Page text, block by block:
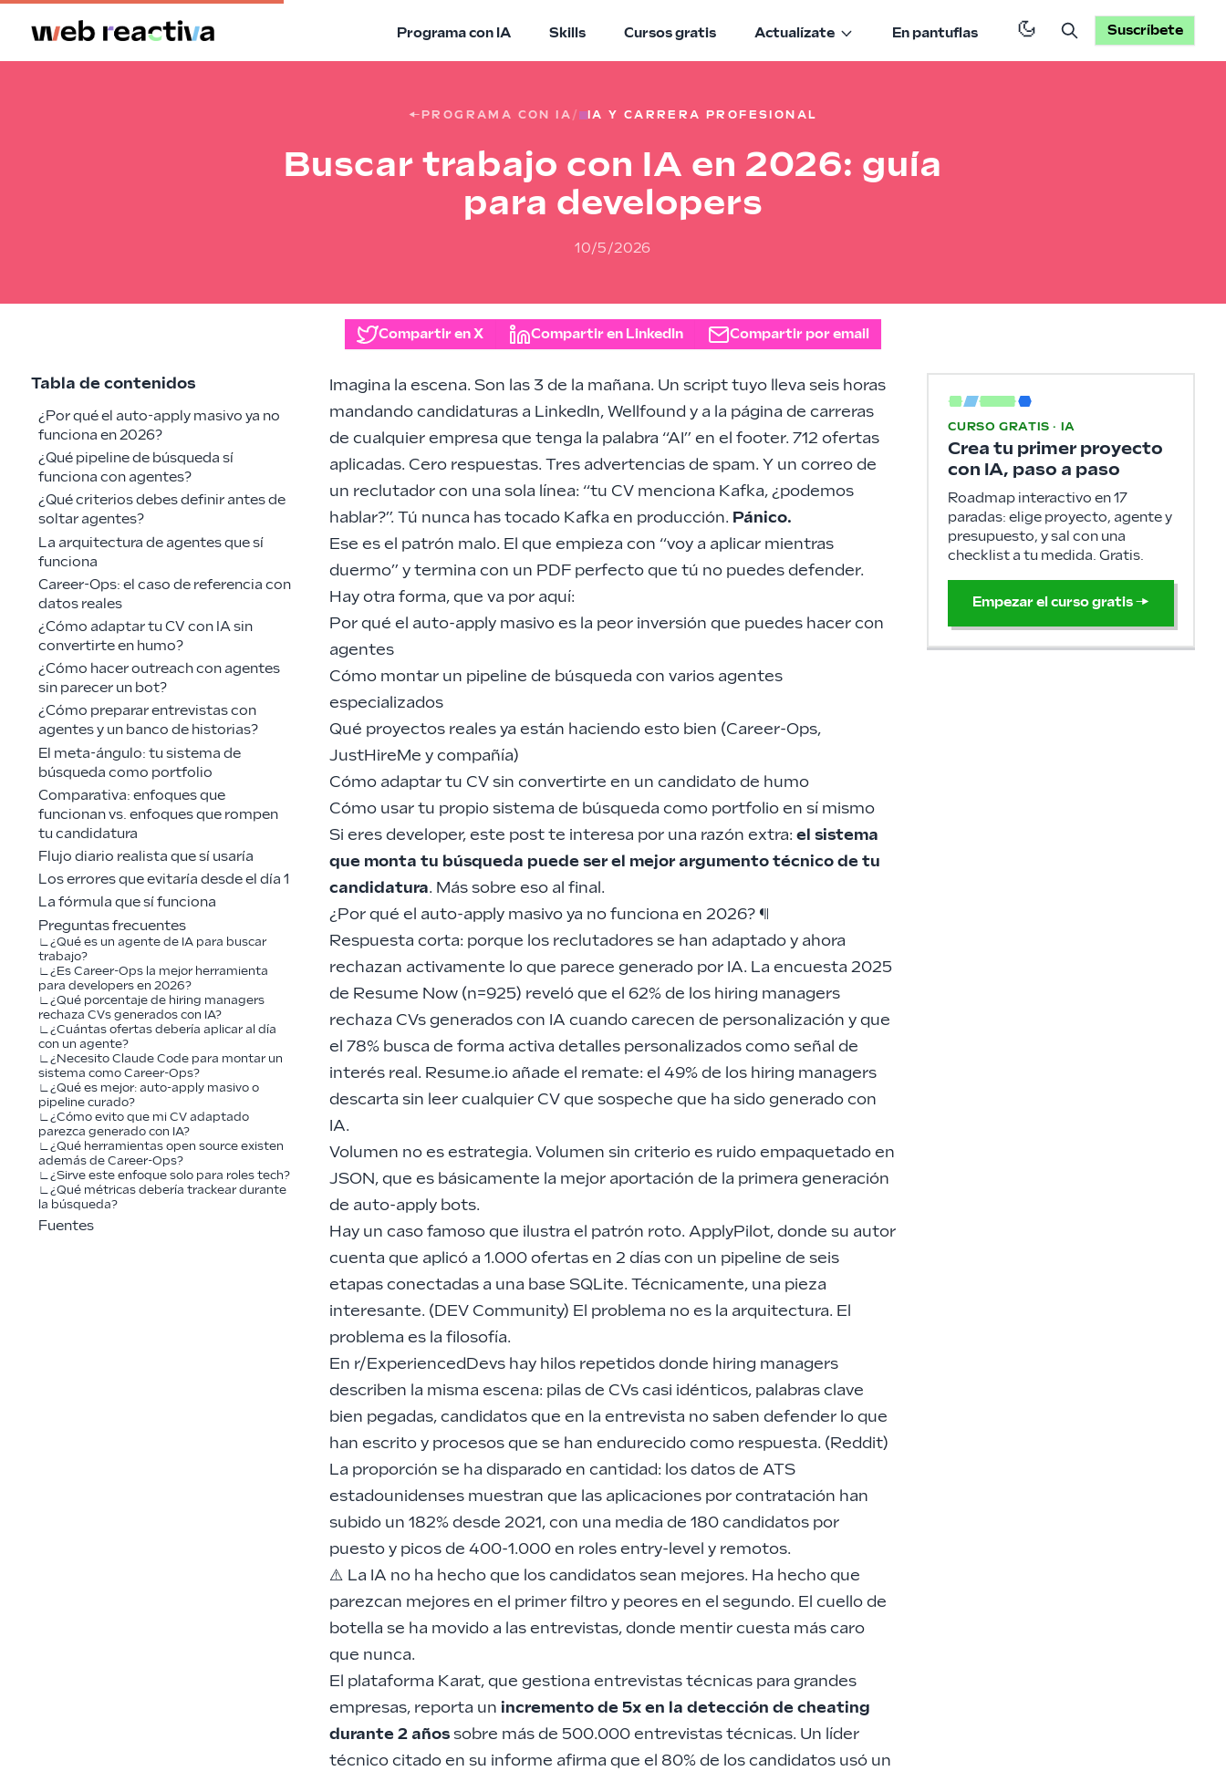
Programa con IA Skills Cursos gratis Actualízate En pantuflas Suscríbete
←PROGRAMA CON IA / IA Y CARRERA PROFESIONAL
Buscar trabajo con IA en 2026: guía
para developers
10/5/2026
Compartir en X Compartir en LinkedIn Compartir por email
Tabla de contenidos
¿Por qué el auto-apply masivo ya no
funciona en 2026?
¿Qué pipeline de búsqueda sí
funciona con agentes?
¿Qué criterios debes definir antes de
soltar agentes?
La arquitectura de agentes que sí
funciona
Career-Ops: el caso de referencia con
datos reales
¿Cómo adaptar tu CV con IA sin
convertirte en humo?
¿Cómo hacer outreach con agentes
sin parecer un bot?
¿Cómo preparar entrevistas con
agentes y un banco de historias?
El meta-ángulo: tu sistema de
búsqueda como portfolio
Comparativa: enfoques que
funcionan vs. enfoques que rompen
tu candidatura
Flujo diario realista que sí usaría
Los errores que evitaría desde el día 1
La fórmula que sí funciona
Preguntas frecuentes
¿Qué es un agente de IA para buscar
trabajo?
¿Es Career-Ops la mejor herramienta
para developers en 2026?
¿Qué porcentaje de hiring managers
rechaza CVs generados con IA?
¿Cuántas ofertas debería aplicar al día
con un agente?
¿Necesito Claude Code para montar un
sistema como Career-Ops?
¿Qué es mejor: auto-apply masivo o
pipeline curado?
¿Cómo evito que mi CV adaptado
parezca generado con IA?
¿Qué herramientas open source existen
además de Career-Ops?
¿Sirve este enfoque solo para roles tech?
¿Qué métricas debería trackear durante
la búsqueda?
Fuentes
Imagina la escena. Son las 3 de la mañana. Un script tuyo lleva seis horas
mandando candidaturas a LinkedIn, Wellfound y a la página de carreras
de cualquier empresa que tenga la palabra “AI” en el footer. 712 ofertas
aplicadas. Cero respuestas. Tres advertencias de spam. Y un correo de
un reclutador con una sola línea: “tu CV menciona Kafka, ¿podemos
hablar?”. Tú nunca has tocado Kafka en producción. Pánico.
Ese es el patrón malo. El que empieza con “voy a aplicar mientras
duermo” y termina con un PDF perfecto que tú no puedes defender.
Hay otra forma, que va por aquí:
Por qué el auto-apply masivo es la peor inversión que puedes hacer con
agentes
Cómo montar un pipeline de búsqueda con varios agentes
especializados
Qué proyectos reales ya están haciendo esto bien (Career-Ops,
JustHireMe y compañía)
Cómo adaptar tu CV sin convertirte en un candidato de humo
Cómo usar tu propio sistema de búsqueda como portfolio en sí mismo
Si eres developer, este post te interesa por una razón extra:el sistema
que monta tu búsqueda puede ser el mejor argumento técnico de tu
candidatura. Más sobre eso al final.
¿Por qué el auto-apply masivo ya no funciona en 2026? ¶
Respuesta corta: porque los reclutadores se han adaptado y ahora
rechazan activamente lo que parece generado por IA. La encuesta 2025
de Resume Now (n=925) reveló queel 62% de los hiring managers
rechaza CVs generados con IA cuando carecen de personalización y que
el 78% busca de forma activa detalles personalizados como señal de
interés real. Resume.io añade el remate: el 49% de los hiring managers
descarta sin leer cualquier CV que sospeche que ha sido generado con
IA.
Volumen no es estrategia. Volumen sin criterio es ruido empaquetado en
JSON, que es básicamente la mejor aportación de la primera generación
de auto-apply bots.
Hay un caso famoso que ilustra el patrón roto. ApplyPilot, donde su autor
cuenta que aplicó a 1.000 ofertas en 2 días con un pipeline de seis
etapas conectadas a una base SQLite. Técnicamente, una pieza
interesante. (DEV Community) El problema no es la arquitectura. El
problema es la filosofía.
En r/ExperiencedDevs hay hilos repetidos donde hiring managers
describen la misma escena: pilas de CVs casi idénticos, palabras clave
bien pegadas, candidatos que en la entrevista no saben defender lo que
han escrito y procesos que se han endurecido como respuesta. (Reddit)
La proporción se ha disparado en cantidad: los datos de ATS
estadounidenses muestran que las aplicaciones por contratación han
subido un 182% desde 2021, con una media de 180 candidatos por
puesto y picos de 400-1.000 en roles entry-level y remotos.
⚠️ La IA no ha hecho que los candidatos sean mejores. Ha hecho que
parezcan mejores en el primer filtro y peores en el segundo. El cuello de
botella se ha movido a las entrevistas, donde mentir cuesta más caro
que nunca.
El plataforma Karat, que gestiona entrevistas técnicas para grandes
empresas, reporta unincremento de 5x en la detección de cheating
durante 2 años sobre más de 500.000 entrevistas técnicas. Un líder
técnico citado en su informe afirma que el 80% de los candidatos usó un
CURSO GRATIS · IA
Crea tu primer proyecto
con IA, paso a paso
Roadmap interactivo en 17
paradas: elige proyecto, agente y
presupuesto, y sal con una
checklist a tu medida. Gratis.
Empezar el curso gratis→